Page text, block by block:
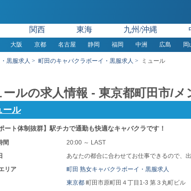
関西 東海 九州/沖縄
大阪 京都 名古屋 静岡 福岡 中洲 広島 岡
黒服求人 町田のキャバクラボーイ・黒服求人 ミュール
ールの求人情報 - 東京都町田市/メ
ール
ート体制抜群】駅チカで通勤も快適なキャバクラです！
間
20:00 ～ LAST
あなたの都合に合わせてお仕事できるので、
リア
町田 熟女キャバクラボーイ・黒服求人
東京都町田市原町田４丁目1-3 第３丸町ビル